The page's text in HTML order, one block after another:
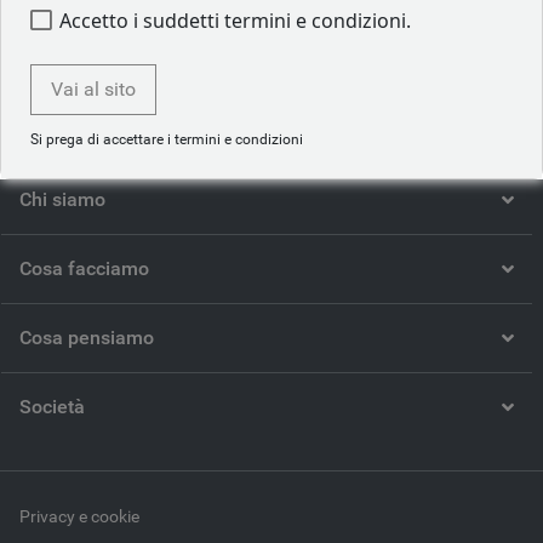
Torna al nostro team
Chi siamo
Cosa facciamo
Cosa pensiamo
Società
Privacy e cookie
Accetto i suddetti termini e condizioni.
Vai al sito
Si prega di accettare i termini e condizioni